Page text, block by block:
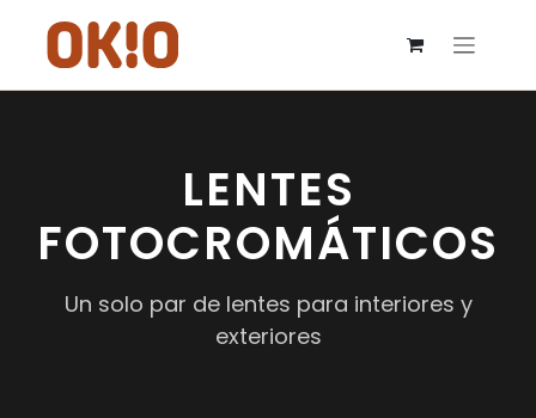
LENTES
FOTOCROMÁTICOS
Un solo par de lentes para interiores y
exteriores